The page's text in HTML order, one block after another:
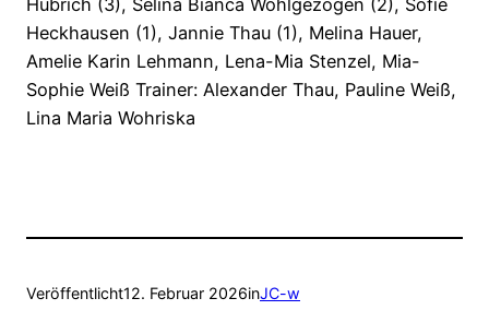
Hubrich (3), Selina Bianca Wohlgezogen (2), Sofie
Heckhausen (1), Jannie Thau (1), Melina Hauer,
Amelie Karin Lehmann, Lena-Mia Stenzel, Mia-
Sophie Weiß Trainer: Alexander Thau, Pauline Weiß,
Lina Maria Wohriska
Veröffentlicht12. Februar 2026inJC-w